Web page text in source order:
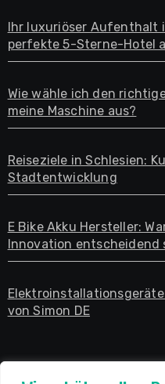
Ihr luxuriöser Aufenthalt
perfekte 5-Sterne-Hotel
Wie wähle ich den
meine Maschine aus?
Reiseziele in Schlesien:
Stadtentwicklung
E Bike Akku Hersteller:
Innovation entscheidend
von Simon DE